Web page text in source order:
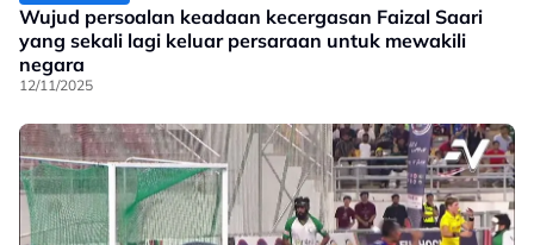
Wujud persoalan keadaan kecergasan Faizal Saari
yang sekali lagi keluar persaraan untuk mewakili
negara
12/11/2025